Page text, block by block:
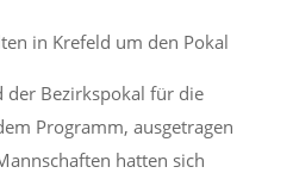
in Krefeld um den Pokal
der Bezirkspokal für die
Programm, ausgetragen
hatten sich